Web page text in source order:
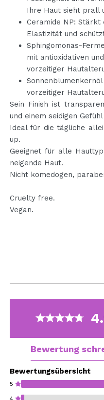
Ihre Haut sieht prall
Ceramide NP:
Elastizität und
Sphingomonas-
mit antioxidativen
vorzeitiger
vorzeitiger
Sein Finish ist
und einem seidigen
Ideal für die tägliche
up.
Geeignet für alle
neigende Haut.
Nicht komedogen,
Cruelty free.
Vegan.
Bewertung
Bewertungsübersicht
5
4